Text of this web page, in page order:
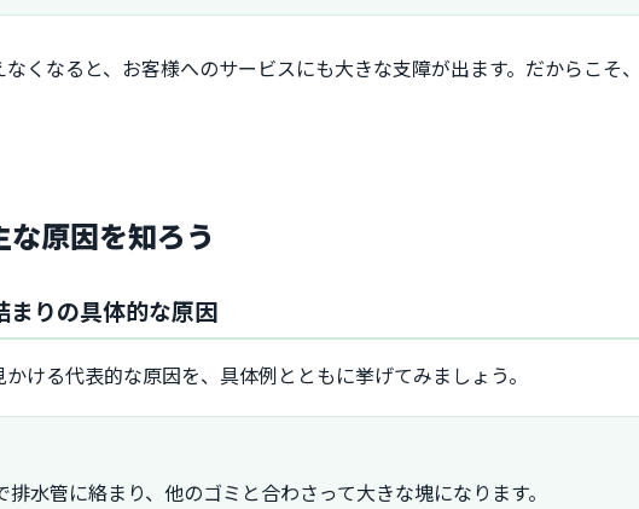
くなると、お客様へのサービスにも大きな支障が出ます。だからこそ
原因を知ろう
まりの具体的な原因
ける代表的な原因を、具体例とともに挙げてみましょう。
水管に絡まり、他のゴミと合わさって大きな塊になります。